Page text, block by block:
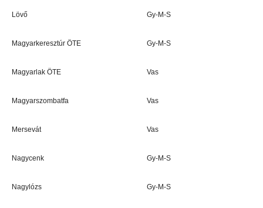
Lövő Gy-M-S
Magyarkeresztúr ÖTE Gy-M-S
Magyarlak ÖTE Vas
Magyarszombatfa Vas
Mersevát Vas
Nagycenk Gy-M-S
Nagylózs Gy-M-S